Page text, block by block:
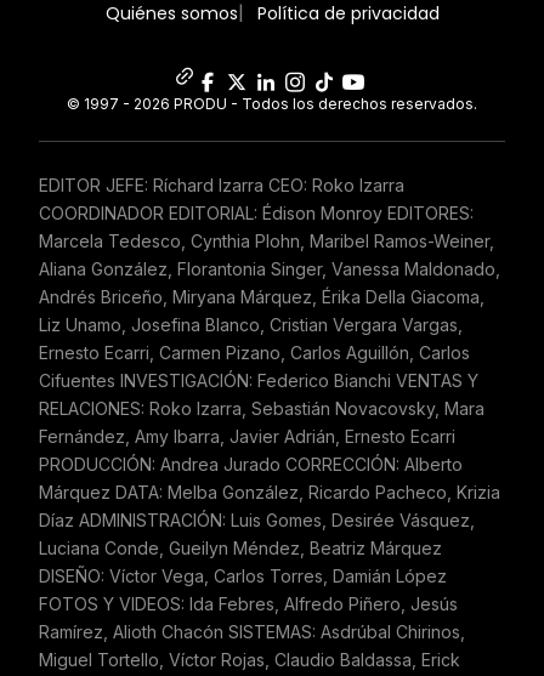
Quiénes somos Política de privacidad
© 1997 - 2026 PRODU - Todos los derechos reservados.
EDITOR JEFE: Ríchard Izarra CEO: Roko Izarra
COORDINADOR EDITORIAL: Édison Monroy EDITORES:
Marcela Tedesco, Cynthia Plohn, Maribel Ramos-Weiner,
Aliana González, Florantonia Singer, Vanessa Maldonado,
Andrés Briceño, Miryana Márquez, Érika Della Giacoma,
Liz Unamo, Josefina Blanco, Cristian Vergara Vargas,
Ernesto Ecarri, Carmen Pizano, Carlos Aguillón, Carlos
Cifuentes INVESTIGACIÓN: Federico Bianchi VENTAS Y
RELACIONES: Roko Izarra, Sebastián Novacovsky, Mara
Fernández, Amy Ibarra, Javier Adrián, Ernesto Ecarri
PRODUCCIÓN: Andrea Jurado CORRECCIÓN: Alberto
Márquez DATA: Melba González, Ricardo Pacheco, Krizia
Díaz ADMINISTRACIÓN: Luis Gomes, Desirée Vásquez,
Luciana Conde, Gueilyn Méndez, Beatriz Márquez
DISEÑO: Víctor Vega, Carlos Torres, Damián López
FOTOS Y VIDEOS: Ida Febres, Alfredo Piñero, Jesús
Ramírez, Alioth Chacón SISTEMAS: Asdrúbal Chirinos,
Miguel Tortello, Víctor Rojas, Claudio Baldassa, Erick